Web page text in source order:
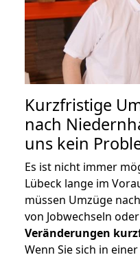
Kurzfristige
nach
uns kein
Es ist nicht immer
Lübeck lange im
müssen Umzüge
von Jobwechseln
Veränderungen
Wenn Sie sich in